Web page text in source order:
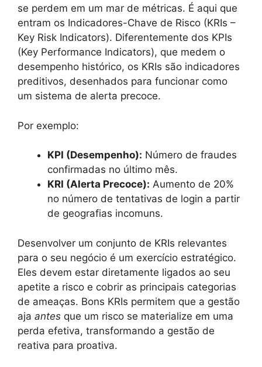
se perdem em um mar de métricas. É aqui que
entram os Indicadores-Chave de Risco (KRIs –
Key Risk Indicators). Diferentemente dos KPIs
(Key Performance Indicators), que medem o
desempenho histórico, os KRIs são indicadores
preditivos, desenhados para funcionar como
um sistema de alerta precoce.
Por exemplo:
KPI (Desempenho): Número de fraudes
confirmadas no último mês.
KRI (Alerta Precoce): Aumento de 20%
no número de tentativas de login a partir
de geografias incomuns.
Desenvolver um conjunto de KRIs relevantes
para o seu negócio é um exercício estratégico.
Eles devem estar diretamente ligados ao seu
apetite a risco e cobrir as principais categorias
de ameaças. Bons KRIs permitem que a gestão
aja antes que um risco se materialize em uma
perda efetiva, transformando a gestão de
reativa para proativa.